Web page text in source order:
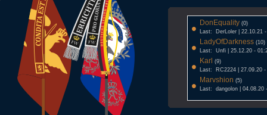
• DonEquality (0)
Last: DerLoler | 22.10.21
• LadyOfDarkness (10)
Last: Unfi | 25.12.20 -
• Karl (9)
Last: RC2224 | 27.09.20 -
• Marvshion (5)
Last: dangolon | 04.08.20